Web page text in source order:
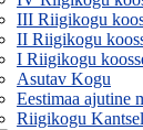
III Riigikogu
II Riigikogu
I Riigikogu
Asutav Kogu
Eestimaa ajutine
Riigikogu